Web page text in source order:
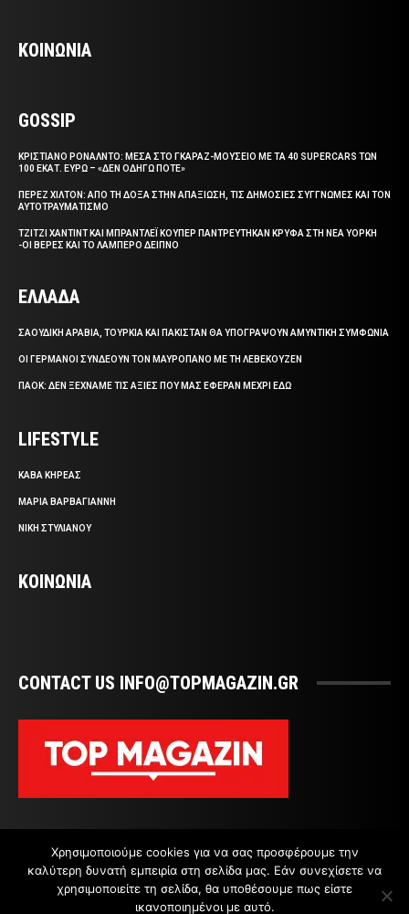
ΚΟΙΝΩΝΙΑ
GOSSIP
ΚΡΙΣΤΙΑΝΟ ΡΟΝΑΛΝΤΟ: ΜΕΣΑ ΣΤΟ ΓΚΑΡΑΖ-ΜΟΥΣΕΙΟ ΜΕ ΤΑ 40 SUPERCARS ΤΩΝ
100 ΕΚΑΤ. ΕΥΡΩ – «ΔΕΝ ΟΔΗΓΩ ΠΟΤΕ»
ΠΕΡΕΖ ΧΙΛΤΟΝ: ΑΠΟ ΤΗ ΔΟΞΑ ΣΤΗΝ ΑΠΑΞΙΩΣΗ, ΤΙΣ ΔΗΜΟΣΙΕΣ ΣΥΓΓΝΩΜΕΣ ΚΑΙ ΤΟΝ
ΑΥΤΟΤΡΑΥΜΑΤΙΣΜΟ
ΤΖΙΤΖΙ ΧΑΝΤΙΝΤ ΚΑΙ ΜΠΡΑΝΤΛΕΪ ΚΟΥΠΕΡ ΠΑΝΤΡΕΥΤΗΚΑΝ ΚΡΥΦΑ ΣΤΗ ΝΕΑ ΥΟΡΚΗ
-ΟΙ ΒΕΡΕΣ ΚΑΙ ΤΟ ΛΑΜΠΕΡΟ ΔΕΙΠΝΟ
ΕΛΛΑΔΑ
ΣΑΟΥΔΙΚΗ ΑΡΑΒΙΑ, ΤΟΥΡΚΙΑ ΚΑΙ ΠΑΚΙΣΤΑΝ ΘΑ ΥΠΟΓΡΑΨΟΥΝ ΑΜΥΝΤΙΚΗ ΣΥΜΦΩΝΙΑ
ΟΙ ΓΕΡΜΑΝΟΙ ΣΥΝΔΕΟΥΝ ΤΟΝ ΜΑΥΡΟΠΑΝΟ ΜΕ ΤΗ ΛΕΒΕΚΟΥΖΕΝ
ΠΑΟΚ: ΔΕΝ ΞΕΧΝΑΜΕ ΤΙΣ ΑΞΙΕΣ ΠΟΥ ΜΑΣ ΕΦΕΡΑΝ ΜΕΧΡΙ ΕΔΩ
LIFESTYLE
ΚΑΒΑ ΚΗΡΕΑΣ
ΜΑΡΙΑ ΒΑΡΒΑΓΙΑΝΝΗ
ΝΙΚΗ ΣΤΥΛΙΑΝΟΥ
ΚΟΙΝΩΝΙΑ
CONTACT US INFO@TOPMAGAZIN.GR
Χρησιμοποιούμε cookies για να σας προσφέρουμε την
καλύτερη δυνατή εμπειρία στη σελίδα μας. Εάν συνεχίσετε να
χρησιμοποιείτε τη σελίδα, θα υποθέσουμε πως είστε
ικανοποιημένοι με αυτό.